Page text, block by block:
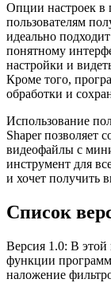
Опции настроек в
пользователям
идеально
понятному
настройки и
Кроме того,
обработки и
Использование
Shaper позволяет
видеофайлы с
инструмент для
и хочет получить
Список
Версия 1.0: В
функции
наложение